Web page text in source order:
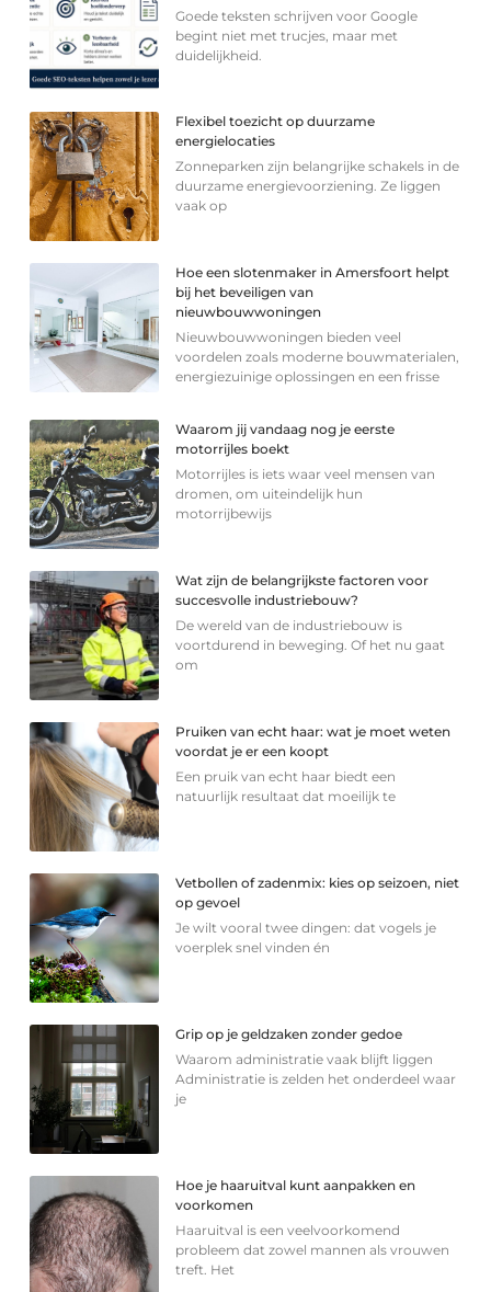
Goede teksten schrijven voor Google
begint niet met trucjes, maar met
duidelijkheid.
Flexibel toezicht op duurzame
energielocaties
Zonneparken zijn belangrijke schakels in de
duurzame energievoorziening. Ze liggen
vaak op
Hoe een slotenmaker in Amersfoort helpt
bij het beveiligen van
nieuwbouwwoningen
Nieuwbouwwoningen bieden veel
voordelen zoals moderne bouwmaterialen,
energiezuinige oplossingen en een frisse
Waarom jij vandaag nog je eerste
motorrijles boekt
Motorrijles is iets waar veel mensen van
dromen, om uiteindelijk hun
motorrijbewijs
Wat zijn de belangrijkste factoren voor
succesvolle industriebouw?
De wereld van de industriebouw is
voortdurend in beweging. Of het nu gaat
om
Pruiken van echt haar: wat je moet weten
voordat je er een koopt
Een pruik van echt haar biedt een
natuurlijk resultaat dat moeilijk te
Vetbollen of zadenmix: kies op seizoen, niet
op gevoel
Je wilt vooral twee dingen: dat vogels je
voerplek snel vinden én
Grip op je geldzaken zonder gedoe
Waarom administratie vaak blijft liggen
Administratie is zelden het onderdeel waar
je
Hoe je haaruitval kunt aanpakken en
voorkomen
Haaruitval is een veelvoorkomend
probleem dat zowel mannen als vrouwen
treft. Het